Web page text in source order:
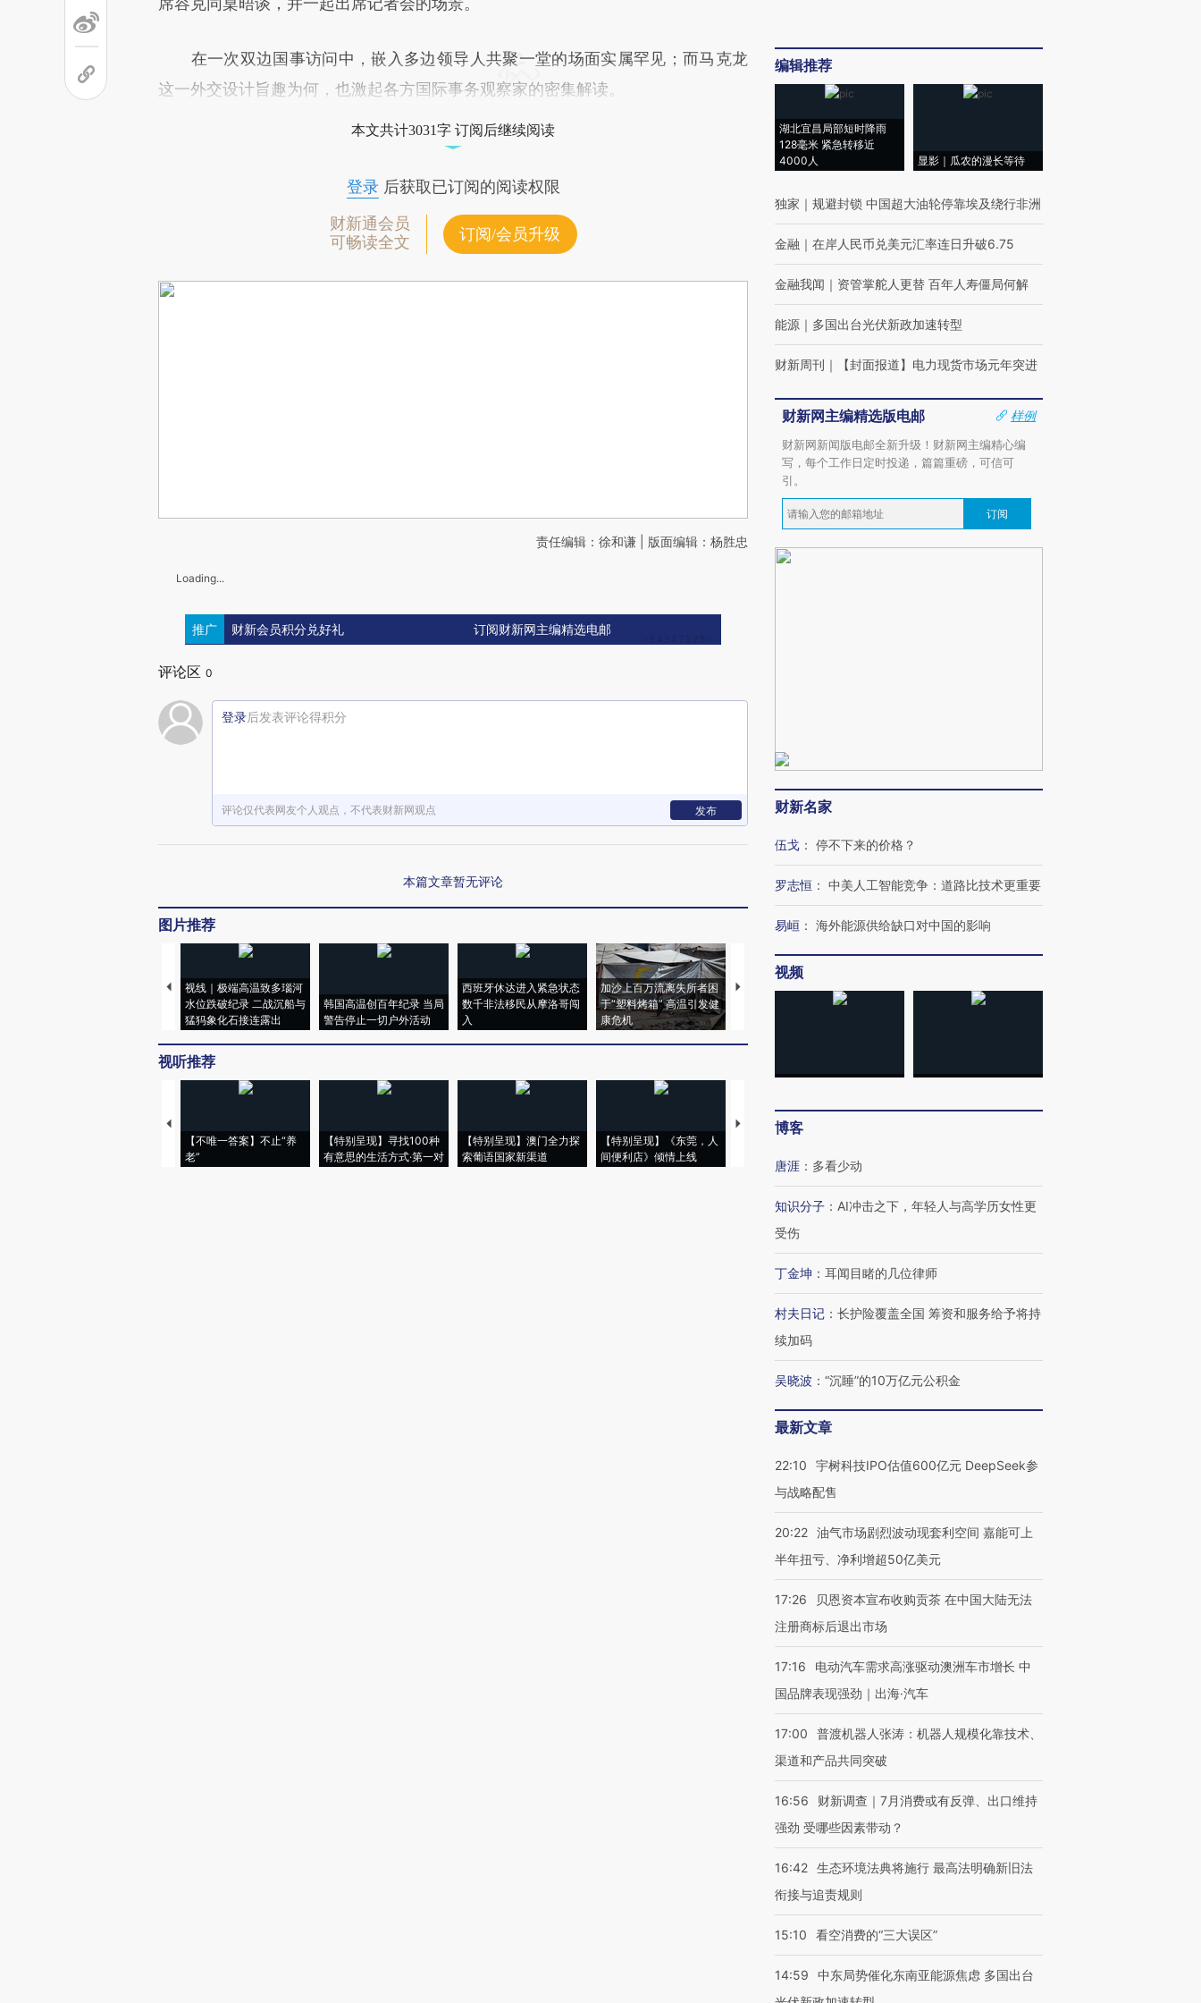
在一次双边国事访问中，嵌入多边领导人共聚一堂的场面实属罕见；而马克龙
这一外交设计旨趣为何，也激起各方国际事务观察家的密集解读。
本文共计3031字 订阅后继续阅读
登录后获取已订阅的阅读权限
财新通会员
可畅读全文
订阅/会员升级
责任编辑：徐和谦 | 版面编辑：杨胜忠
Loading...
推广 财新会员积分兑好礼 订阅财新网主编精选电邮
评论区 0
登录后发表评论得积分
评论仅代表网友个人观点，不代表财新网观点 发布
本篇文章暂无评论
图片推荐
视线｜极端高温致多瑙河
水位跌破纪录 二战沉船与
猛犸象化石接连露出
韩国高温创百年纪录 当局
警告停止一切户外活动
西班牙休达进入紧急状态
数千非法移民从摩洛哥闯
入
加沙上百万流离失所者困
于“塑料烤箱” 高温引发健
康危机
视线｜HYROX的吸金
术：是什么让中产们甘
马航飞行员跨国走私7万
粒摇头丸 尿检体内含3种
视线｜被称为“蟑螂”的印
视听推荐
【不唯一答案】不止“养
老”
【特别呈现】寻找100种
有意思的生活方式·第一对
【特别呈现】澳门全力探
索葡语国家新渠道
【特别呈现】《东莞，人
间便利店》倾情上线
【推广】走进第四届链博
编辑推荐
湖北宜昌局部短时降雨
128毫米 紧急转移近
4000人
显影｜瓜农的漫长等待
独家 ｜ 规避封锁 中国超大油轮停靠埃及绕行非洲
金融 ｜ 在岸人民币兑美元汇率连日升破6.75
金融我闻 ｜ 资管掌舵人更替 百年人寿僵局何解
能源 ｜ 多国出台光伏新政加速转型
财新周刊 ｜ 【封面报道】电力现货市场元年突进
财新网主编精选版电邮
样例
财新网新闻版电邮全新升级！财新网主编精心编
写，每个工作日定时投递，篇篇重磅，可信可
引。
订阅
财新名家
伍戈 ： 停不下来的价格？
罗志恒 ： 中美人工智能竞争：道路比技术更重要
易峘 ： 海外能源供给缺口对中国的影响
视频
博客
唐涯 ： 多看少动
知识分子 ： AI冲击之下，年轻人与高学历女性更
受伤
丁金坤 ： 耳闻目睹的几位律师
村夫日记 ： 长护险覆盖全国 筹资和服务给予将持
续加码
吴晓波 ： “沉睡”的10万亿元公积金
最新文章
22:10
宇树科技IPO估值600亿元 DeepSeek参
与战略配售
20:22 油气市场剧烈波动现套利空间 嘉能可上
半年扭亏、净利增超50亿美元
17:26
贝恩资本宣布收购贡茶 在中国大陆无法
注册商标后退出市场
17:16
电动汽车需求高涨驱动澳洲车市增长 中
国品牌表现强劲｜出海·汽车
17:00
普渡机器人张涛：机器人规模化靠技术、
渠道和产品共同突破
16:56
财新调查｜7月消费或有反弹、出口维持
强劲 受哪些因素带动？
16:42 生态环境法典将施行 最高法明确新旧法
衔接与追责规则
15:10 看空消费的“三大误区”
14:59
中东局势催化东南亚能源焦虑 多国出台